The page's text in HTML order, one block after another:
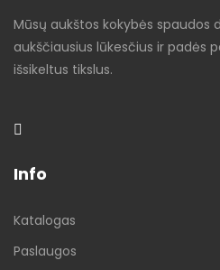
Mūsų aukštos kokybės spaudos
aukščiausius lūkesčius ir padės
išsikeltus tikslus.
Info
Katalogas
Paslaugos